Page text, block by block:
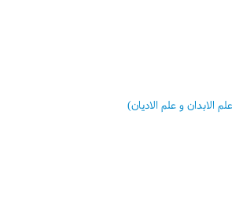
الابدان و علم الاديان)